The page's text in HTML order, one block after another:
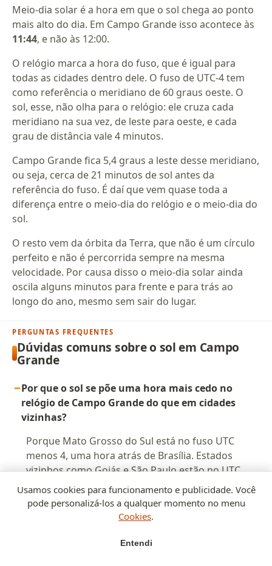
Meio-dia solar é a hora em que o sol chega ao ponto
mais alto do dia. Em Campo Grande isso acontece às
11:44, e não às 12:00.
O relógio marca a hora do fuso, que é igual para
todas as cidades dentro dele. O fuso de UTC-4 tem
como referência o meridiano de 60 graus oeste. O
sol, esse, não olha para o relógio: ele cruza cada
meridiano na sua vez, de leste para oeste, e cada
grau de distância vale 4 minutos.
Campo Grande fica 5,4 graus a leste desse meridiano,
ou seja, cerca de 21 minutos de sol antes da
referência do fuso. É daí que vem quase toda a
diferença entre o meio-dia do relógio e o meio-dia do
sol.
O resto vem da órbita da Terra, que não é um círculo
perfeito e não é percorrida sempre na mesma
velocidade. Por causa disso o meio-dia solar ainda
oscila alguns minutos para frente e para trás ao
longo do ano, mesmo sem sair do lugar.
PERGUNTAS FREQUENTES
Dúvidas comuns sobre o sol em Campo
Grande
Por que o sol se põe uma hora mais cedo no
relógio de Campo Grande do que em cidades
vizinhas?
Porque Mato Grosso do Sul está no fuso UTC
menos 4, uma hora atrás de Brasília. Estados
vizinhos como Goiás e São Paulo estão no UTC
menos 3. Como o relógio deles está uma hora à
frente, o mesmo momento do pôr do sol marca
um horário mais cedo em Campo Grande.
Por que o Parque das Nações Indígenas é o ponto
Usamos cookies para funcionamento e publicidade. Você
pode personalizá-los a qualquer momento no menu
Cookies.
Entendi